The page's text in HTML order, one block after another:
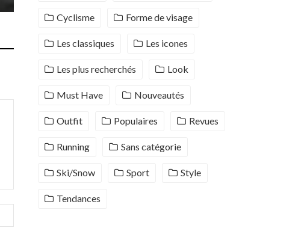
Cyclisme Forme de visage
Les classiques Les icones
Les plus recherchés Look
Must Have Nouveautés
Outfit Populaires Revues
Running Sans catégorie
Ski/Snow Sport Style
Tendances